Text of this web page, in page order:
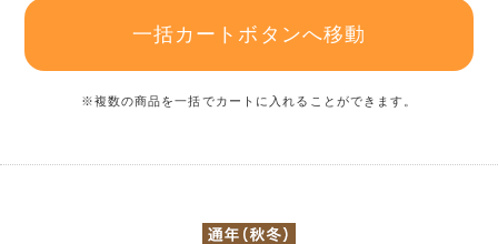
一括カートボタンへ移動
※複数の商品を一括でカートに入れることができます。